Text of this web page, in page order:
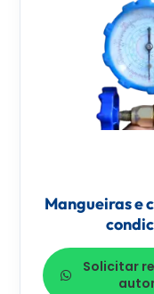
Mangueiras e
Solicitar